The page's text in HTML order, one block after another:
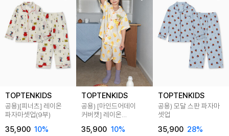
TOPTENKIDS
공용)[피너츠] 레이온
파자마셋업(9부)
35,900 10%
TOPTENKIDS
공용) [마인드어데이
커버캣] 레이온
35,900 10%
TOPTENKIDS
공용) 모달 스판 파자마
셋업
35,900 28%